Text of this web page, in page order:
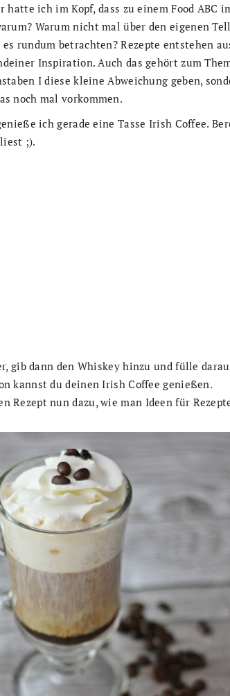
ich im Kopf, dass zu einem Food ABC
Warum nicht mal über den eigenen
rundum betrachten? Rezepte entstehen
Inspiration. Auch das gehört zum
I diese kleine Abweichung geben,
noch mal vorkommen.
ich gerade eine Tasse Irish Coffee.
;).
gib dann den Whiskey hinzu und fülle
kannst du deinen Irish Coffee genießen.
Rezept nun dazu, wie man Ideen für